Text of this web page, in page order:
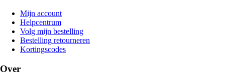
Mijn account
Helpcentrum
Volg mijn bestelling
Bestelling retourneren
Kortingscodes
Over